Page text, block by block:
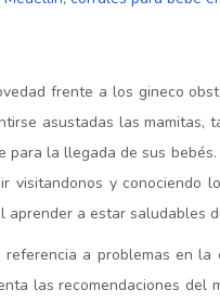
frente a los gineco
asustadas las
para la llegada de sus
visitandonos y conociendo
a estar saludables
a problemas en
las recomendaciones